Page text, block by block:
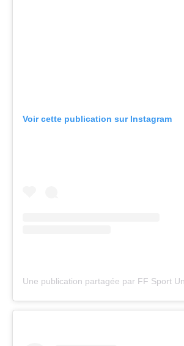
Voir cette publication sur Instagram